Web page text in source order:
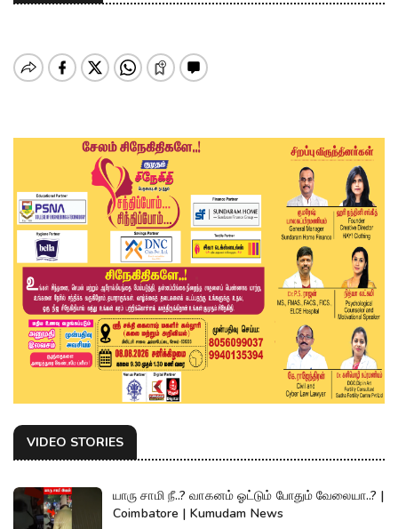
VIDEO STORIES
யாரு சாமி நீ..? வாகனம் ஓட்டும் போதும் வேலையா..? |
Coimbatore | Kumudam News